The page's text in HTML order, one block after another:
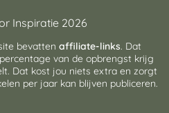
Inspiratie 2026
bevatten affiliate-links. Dat
van de opbrengst krijg
Dat kost jou niets extra en zorgt
per jaar kan blijven publiceren.